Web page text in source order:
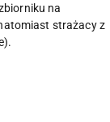
na
strażacy z